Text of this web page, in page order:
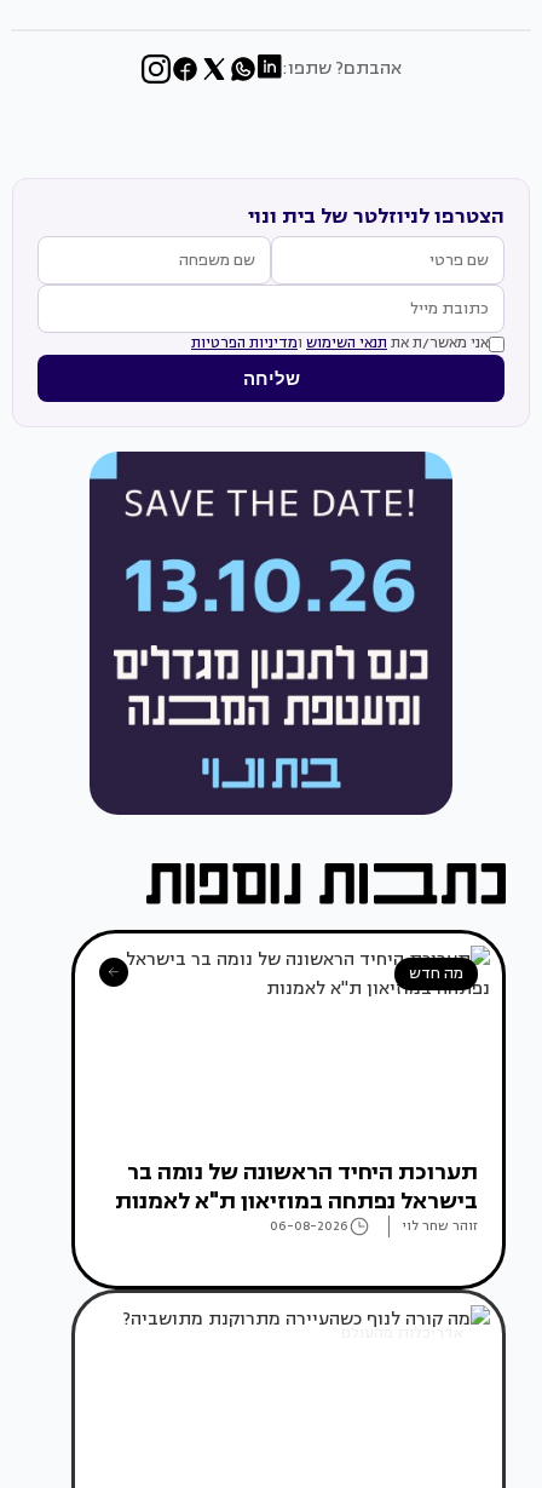
אהבתם? שתפו:
הצטרפו לניוזלטר של בית ונוי
אני מאשר/ת את תנאי השימוש ומדיניות הפרטיות
שליחה
מה חדש
תערוכת היחיד הראשונה של נומה בר
בישראל נפתחה במוזיאון ת"א לאמנות
זוהר שחר לוי 06-08-2026
אדריכלות מהעולם